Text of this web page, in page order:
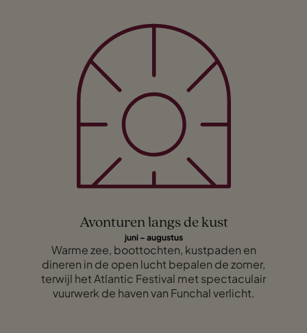
Avonturen langs de kust
juni – augustus
Warme zee, boottochten, kustpaden en
dineren in de open lucht bepalen de zomer,
terwijl hetAtlantic Festival met spectaculair
vuurwerk de haven van Funchal verlicht.